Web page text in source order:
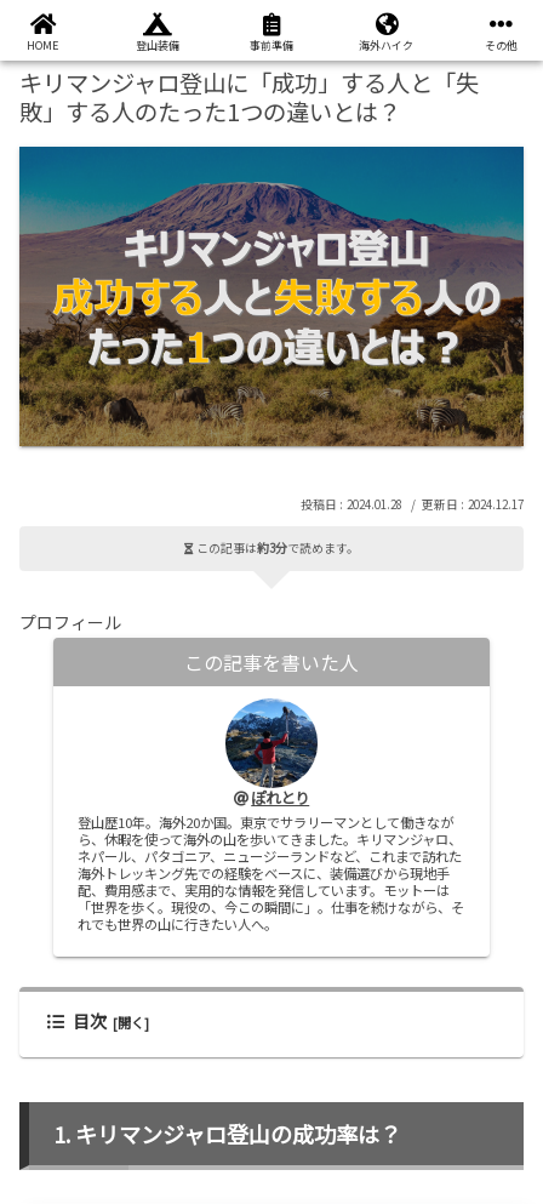
本ページはプロモーションが含まれています
キリマンジャロ登山に「成功」する人と「失
敗」する人のたった1つの違いとは？
2024.01.28 2024.12.17
この記事は約3分で読めます。
プロフィール
この記事を書いた人
ぽれとり
登山歴10年。海外20か国。東京でサラリーマンとして働きなが
ら、休暇を使って海外の山を歩いてきました。キリマンジャロ、
ネパール、パタゴニア、ニュージーランドなど、これまで訪れた
海外トレッキング先での経験をベースに、装備選びから現地手
配、費用感まで、実用的な情報を発信しています。モットーは
「世界を歩く。現役の、今この瞬間に」。仕事を続けながら、そ
れでも世界の山に行きたい人へ。
目次
キリマンジャロ登山の成功率は？
HOME 登山装備 事前準備 海外ハイク その他